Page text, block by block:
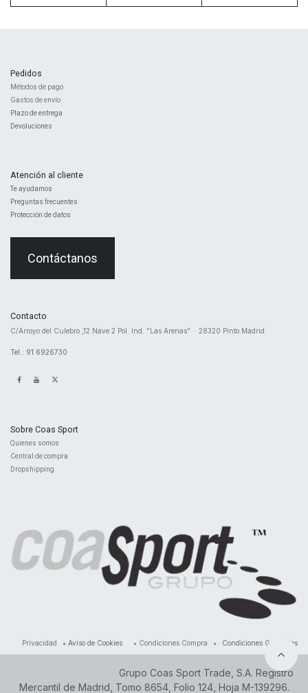
Pedidos
Métodos de pago
Gastos de envío
Plazo de entrega
Devoluciones
Atención al cliente
Te ayudamos
Preguntas frecuentes
Protección de datos
Contáctanos
Contacto
​C/Arroyo del Culebro ,12 Nave 2 ​Pol. Ind. "Las Arenas" · 28320 Pinto Madrid
Tel.: 91 6926730
Sobre Coas Sport
Quienes ​somos
Central de compra
Dropshipping
Privacidad • Aviso de Cookies • Condiciones Compra • Condiciones Generales
Grupo Coas Sport Trade, S.A. Registro
Mercantil de Madrid, Tomo 8654, Folio 124, Hoja M-139296.